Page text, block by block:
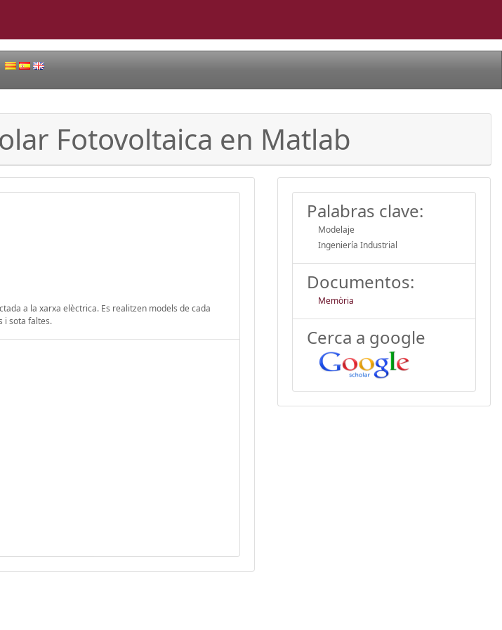
Fotovoltaica en Matlab
a la xarxa elèctrica. Es realitzen models de cada
i sota faltes.
Palabras clave:
Modelaje
Ingeniería Industrial
Documentos:
Memòria
Cerca a google